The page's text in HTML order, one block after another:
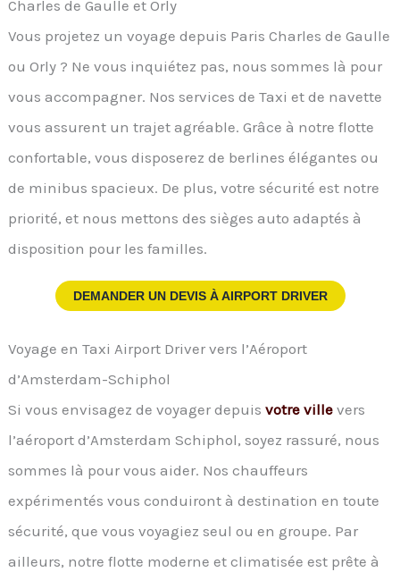
Charles de Gaulle et Orly
Vous projetez un voyage depuis Paris Charles de Gaulle
ou Orly ? Ne vous inquiétez pas, nous sommes là pour
vous accompagner. Nos services de Taxi et de navette
vous assurent un trajet agréable. Grâce à notre flotte
confortable, vous disposerez de berlines élégantes ou
de minibus spacieux. De plus, votre sécurité est notre
priorité, et nous mettons des sièges auto adaptés à
disposition pour les familles.
DEMANDER UN DEVIS ÀAIRPORT DRIVER
Voyage en Taxi Airport Driver vers l’Aéroport
d’Amsterdam-Schiphol
Si vous envisagez de voyager depuisvotre ville vers
l’aéroport d’Amsterdam Schiphol, soyez rassuré, nous
sommes là pour vous aider. Nos chauffeurs
expérimentés vous conduiront à destination en toute
sécurité, que vous voyagiez seul ou en groupe. Par
ailleurs, notre flotte moderne et climatisée est prête à